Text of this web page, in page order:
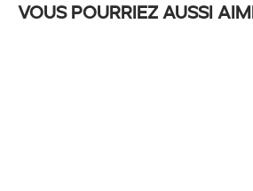
Vous pourriez aussi